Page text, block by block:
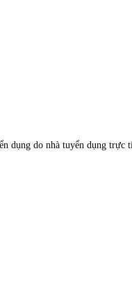
dụng do nhà tuyển dụng trực